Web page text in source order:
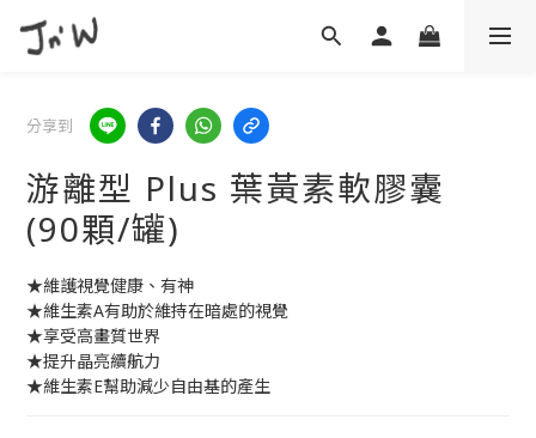
分享到
游離型 Plus 葉黃素軟膠囊
(90顆/罐)
★維護視覺健康、有神
★維生素A有助於維持在暗處的視覺
★享受高畫質世界
★提升晶亮續航力
★維生素E幫助減少自由基的產生